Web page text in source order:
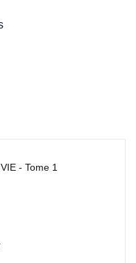
- Tome 1